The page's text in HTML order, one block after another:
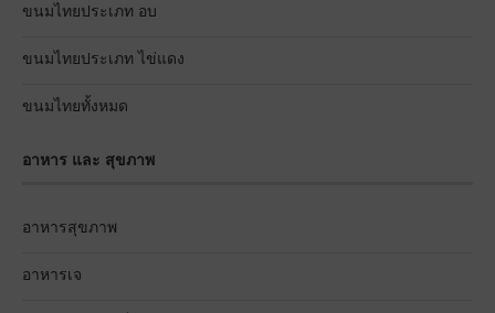
ขนมไทยประเภท อบ
ขนมไทยประเภท ไข่แดง
ขนมไทยทั้งหมด
อาหาร และ สุขภาพ
อาหารสุขภาพ
อาหารเจ